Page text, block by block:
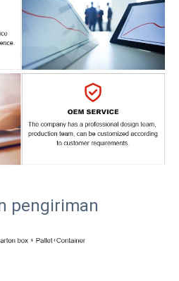
pengiriman